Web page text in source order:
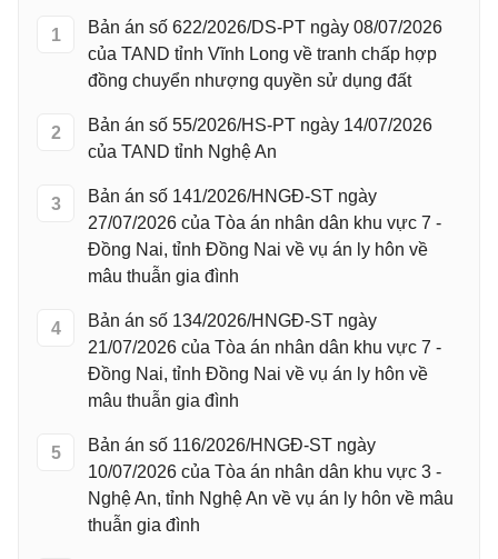
1
Bản án số 622/2026/DS-PT ngày 08/07/2026
của TAND tỉnh Vĩnh Long về tranh chấp hợp
đồng chuyển nhượng quyền sử dụng đất
2
Bản án số 55/2026/HS-PT ngày 14/07/2026
của TAND tỉnh Nghệ An
3
Bản án số 141/2026/HNGĐ-ST ngày
27/07/2026 của Tòa án nhân dân khu vực 7 -
Đồng Nai, tỉnh Đồng Nai về vụ án ly hôn về
mâu thuẫn gia đình
4
Bản án số 134/2026/HNGĐ-ST ngày
21/07/2026 của Tòa án nhân dân khu vực 7 -
Đồng Nai, tỉnh Đồng Nai về vụ án ly hôn về
mâu thuẫn gia đình
5
Bản án số 116/2026/HNGĐ-ST ngày
10/07/2026 của Tòa án nhân dân khu vực 3 -
Nghệ An, tỉnh Nghệ An về vụ án ly hôn về mâu
thuẫn gia đình